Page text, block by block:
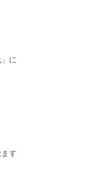
に
す